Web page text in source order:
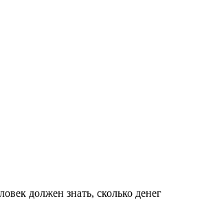
должен знать, сколько денег